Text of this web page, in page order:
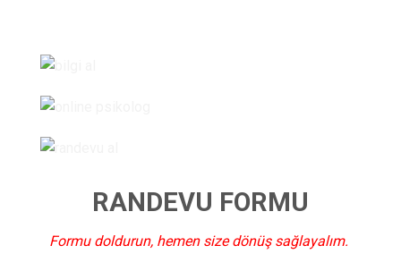
RANDEVU FORMU
Formu doldurun, hemen size dönüş sağlayalım.